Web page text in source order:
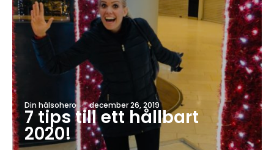
Din hälsohero · december 26, 2019
7 tips till ett hållbart
2020!